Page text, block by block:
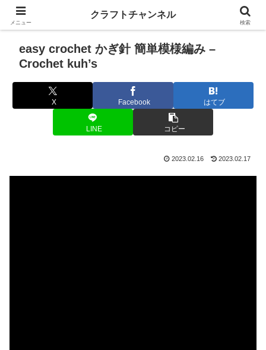
easy crochet かぎ針 簡単模様編み –
Crochet kuh’s
X Facebook はてブ
LINE コピー
2023.02.16 2023.02.17
メニュー
クラフトチャンネル
検索